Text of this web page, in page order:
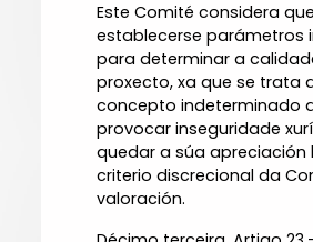
Este Comité considera
establecerse parámetros
para determinar a
proxecto, xa que se trata
concepto indeterminado
provocar inseguridade
quedar a súa apreciación
criterio discrecional da
valoración.